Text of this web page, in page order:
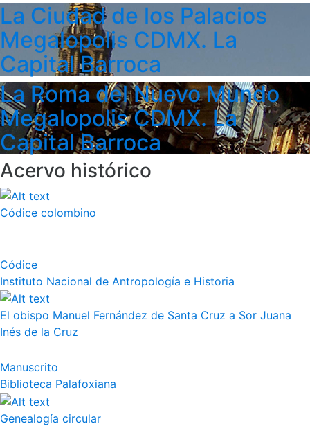
La Ciudad de los Palacios
Megalopolis CDMX. La
Capital Barroca
La Roma del Nuevo Mundo
Megalopolis CDMX. La
Capital Barroca
Acervo histórico
Códice colombino
Códice
Instituto Nacional de Antropología e Historia
El obispo Manuel Fernández de Santa Cruz a Sor Juana
Inés de la Cruz
Manuscrito
Biblioteca Palafoxiana
Genealogía circular